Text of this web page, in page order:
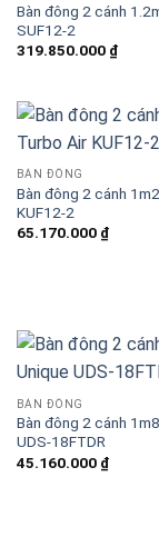
Bàn đông 2 cánh
SUF12-2
319.850.000 ₫
BÀN ĐÔNG
Bàn đông 2 cánh
KUF12-2
65.170.000 ₫
BÀN ĐÔNG
Bàn đông 2 cánh
UDS-18FTDR
45.160.000 ₫